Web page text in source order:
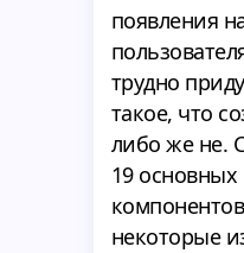
появления
трудно
такое, что
либо же не.
19 основных
некоторые